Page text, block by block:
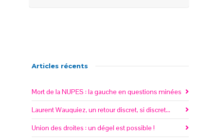
Articles récents
Mort de la NUPES : la gauche en questions minées
Laurent Wauquiez, un retour discret, si discret…
Union des droites : un dégel est possible !